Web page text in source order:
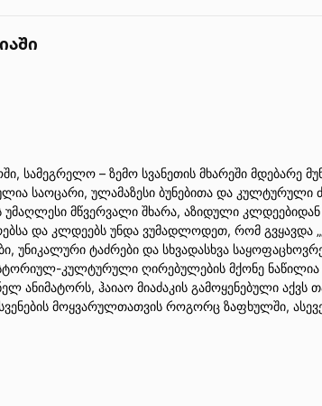
სამეგრელო – ზემო სვანეთის მხარეში მდებარე
საოცარი, ულამაზესი ბუნებითა და კულტურული
მწვერვალი შხარა, აზიდული
და კლდეებს უნდა ვუმადლოდეთ, რომ გვყავდა
უნიკალური ტაძრები და სხვადასხვა
კულტურული ღირებულების მქონე
ანიმატორს, ჰაიაო მიაძაკის გამოყენებული აქვს
მოყვარულთათვის როგორც ზაფხულში,